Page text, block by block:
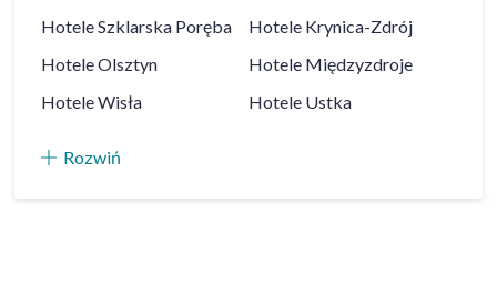
HoteleSzklarska Poręba Hotele Krynica-Zdrój
HoteleOlsztyn Hotele Międzyzdroje
HoteleWisła Hotele Ustka
Rozwiń